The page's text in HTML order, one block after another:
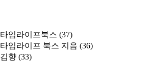
타임라이프북스 (37)
타임라이프 북스 지음 (36)
김향 (33)